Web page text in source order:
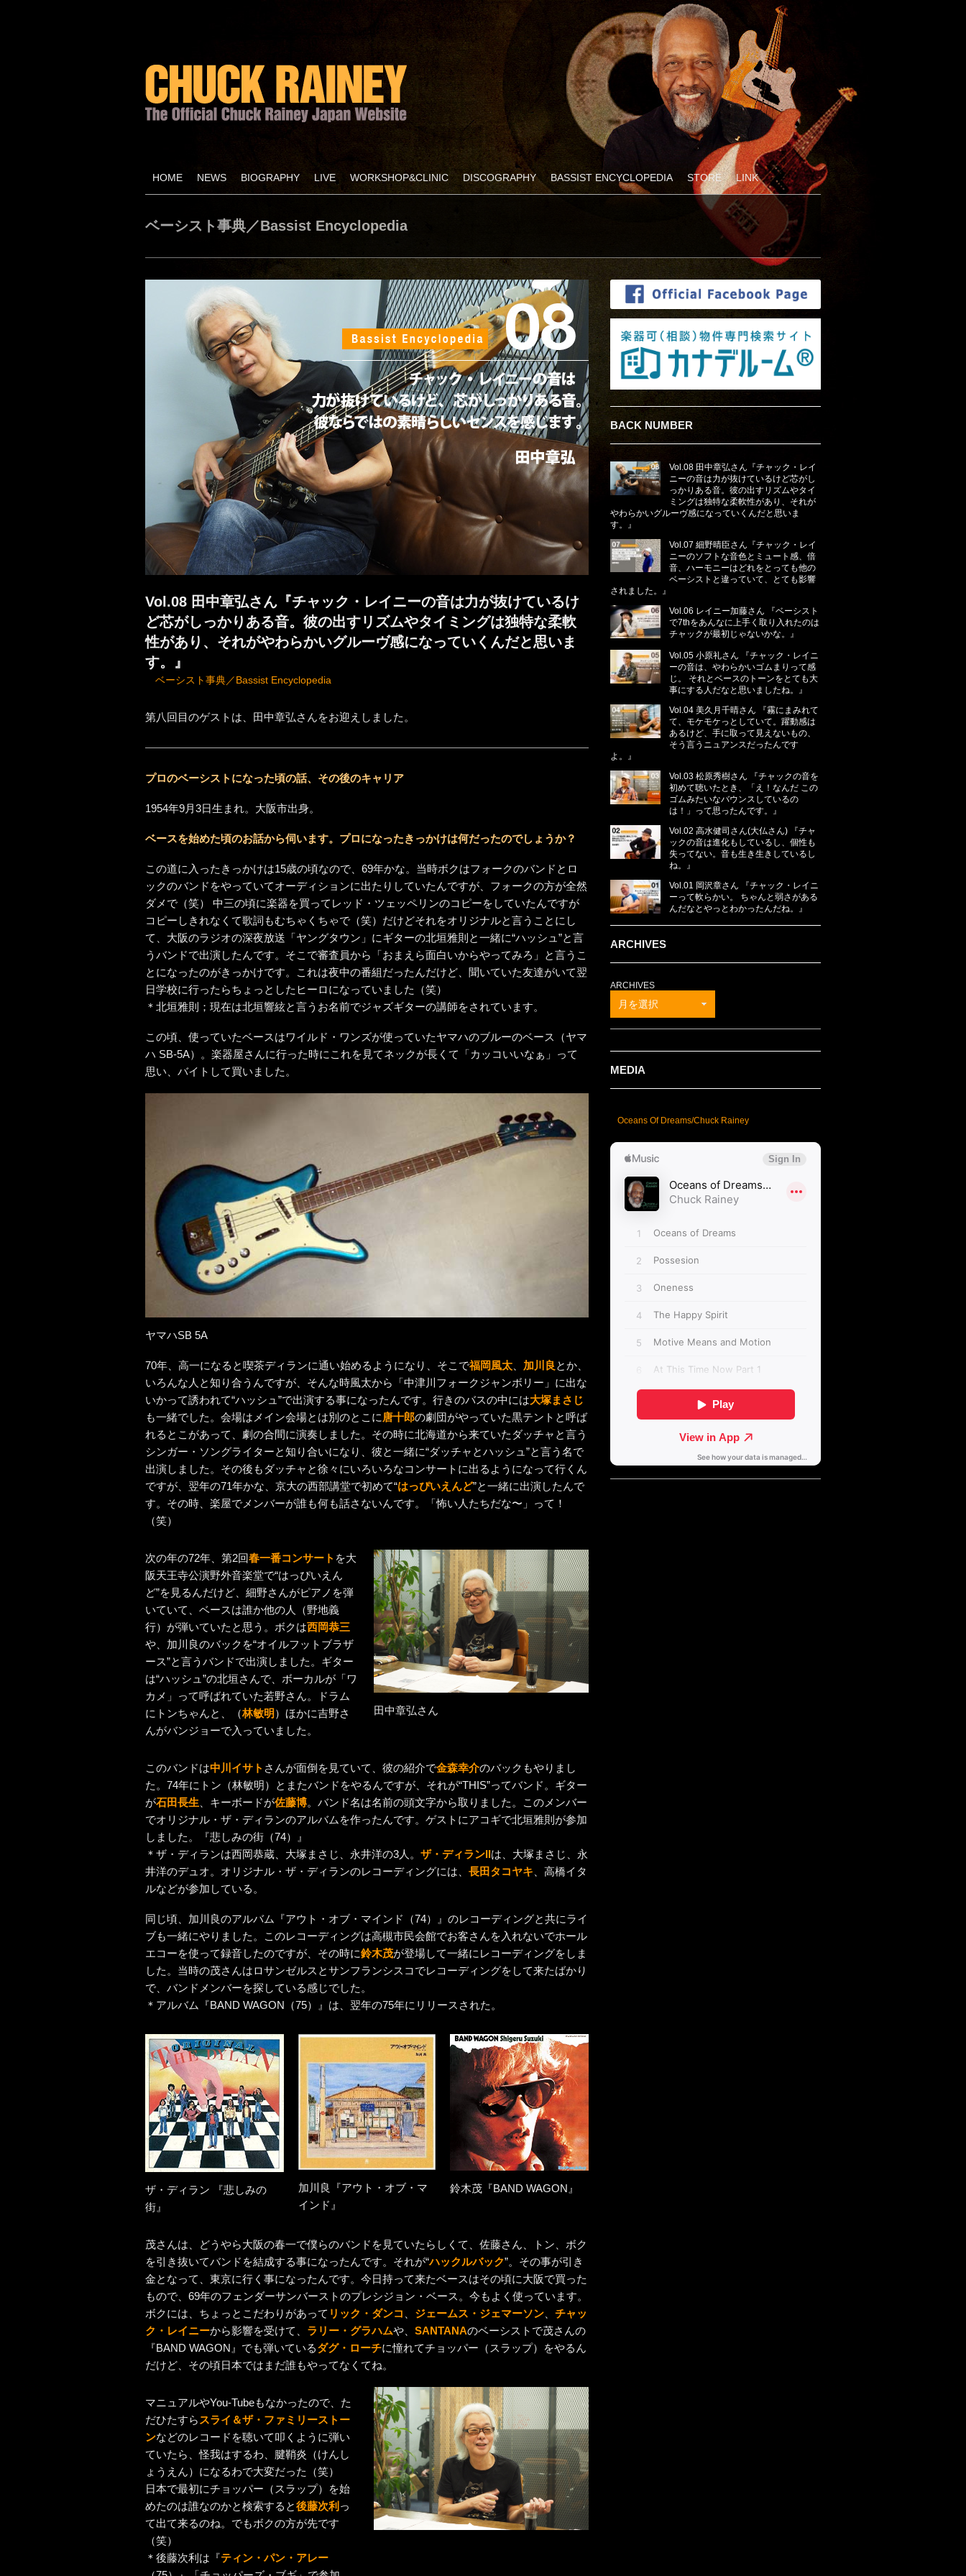
HOME NEWS BIOGRAPHY LIVE WORKSHOP&CLINIC DISCOGRAPHY BASSIST ENCYCLOPEDIA STORE LINK
ベーシスト事典／Bassist Encyclopedia
Vol.08 田中章弘さん『チャック・レイニーの音は力が抜けているけ
ど芯がしっかりある音。彼の出すリズムやタイミングは独特な柔軟
性があり、それがやわらかいグルーヴ感になっていくんだと思いま
す。』
ベーシスト事典／Bassist Encyclopedia
第八回目のゲストは、田中章弘さんをお迎えしました。
プロのベーシストになった頃の話、その後のキャリア
1954年9月3日生まれ。大阪市出身。
ベースを始めた頃のお話から伺います。プロになったきっかけは何だったのでしょうか？
この道に入ったきっかけは15歳の頃なので、69年かな。当時ボクはフォークのバンドとロ
ックのバンドをやっていてオーディションに出たりしていたんですが、フォークの方が全然
ダメで（笑） 中三の頃に楽器を買ってレッド・ツェッペリンのコピーをしていたんですが
コピーしきれなくて歌詞もむちゃくちゃで（笑）だけどそれをオリジナルと言うことにし
て、大阪のラジオの深夜放送「ヤングタウン」にギターの北垣雅則と一緒に“ハッシュ”と言
うバンドで出演したんです。そこで審査員から「おまえら面白いからやってみろ」と言うこ
とになったのがきっかけです。これは夜中の番組だったんだけど、聞いていた友達がいて翌
日学校に行ったらちょっとしたヒーロになっていました（笑）
＊北垣雅則；現在は北垣響絃と言うお名前でジャズギターの講師をされています。
この頃、使っていたベースはワイルド・ワンズが使っていたヤマハのブルーのベース（ヤマ
ハ SB-5A）。楽器屋さんに行った時にこれを見てネックが長くて「カッコいいなぁ」って
思い、バイトして買いました。
ヤマハSB 5A
70年、高一になると喫茶ディランに通い始めるようになり、そこで福岡風太 加川良 とか、
いろんな人と知り合うんですが、そんな時風太から「中津川フォークジャンボリー」に出な
いかって誘われて“ハッシュ”で出演する事になったんです。行きのバスの中には大塚まさじ
も一緒でした。会場はメイン会場とは別のとこに唐十郎の劇団がやっていた黒テントと呼ば
れるとこがあって、劇の合間に演奏しました。その時に北海道から来ていたダッチャと言う
シンガー・ソングライターと知り合いになり、彼と一緒に“ダッチャとハッシュ”と言う名で
出演しました。その後もダッチャと徐々にいろいろなコンサートに出るようになって行くん
ですが、翌年の71年かな、京大の西部講堂で初めて“はっぴいえんど”と一緒に出演したんで
す。その時、楽屋でメンバーが誰も何も話さないんです。「怖い人たちだな〜」って！
（笑）
次の年の72年、第2回春一番コンサート を大
阪天王寺公演野外音楽堂で“はっぴいえん
ど”を見るんだけど、細野さんがピアノを弾
いていて、ベースは誰か他の人（野地義
行）が弾いていたと思う。ボクは西岡恭三
や、加川良のバックを“オイルフットブラザ
ース”と言うバンドで出演しました。ギター
は“ハッシュ”の北垣さんで、ボーカルが「ワ
カメ」って呼ばれていた若野さん。ドラム
にトンちゃんと、（林敏明 ）ほかに吉野さ
んがバンジョーで入っていました。
田中章弘さん
このバンドは中川イサト さんが面倒を見ていて、彼の紹介で金森幸介のバックもやりまし
た。74年にトン（林敏明）とまたバンドをやるんですが、それが“THIS”ってバンド。ギター
が石田長生 、キーボードが佐藤博。バンド名は名前の頭文字から取りました。このメンバー
でオリジナル・ザ・ディランのアルバムを作ったんです。ゲストにアコギで北垣雅則が参加
しました。『悲しみの街（74）』
＊ザ・ディランは西岡恭蔵、大塚まさじ、永井洋の3人。 ザ・ディランIIは、大塚まさじ、永
井洋のデュオ。オリジナル・ザ・ディランのレコーディングには、 長田タコヤキ 、高橋イタ
ルなどが参加している。
同じ頃、加川良のアルバム『アウト・オブ・マインド（74）』のレコーディングと共にライ
ブも一緒にやりました。このレコーディングは高槻市民会館でお客さんを入れないでホール
エコーを使って録音したのですが、その時に鈴木茂が登場して一緒にレコーディングをしま
した。当時の茂さんはロサンゼルスとサンフランシスコでレコーディングをして来たばかり
で、バンドメンバーを探している感じでした。
＊アルバム『BAND WAGON（75）』は、翌年の75年にリリースされた。
ザ・ディラン 『悲しみの
街』
加川良『アウト・オブ・マ
インド』
鈴木茂『BAND WAGON』
茂さんは、どうやら大阪の春一で僕らのバンドを見ていたらしくて、佐藤さん、トン、ボク
を引き抜いてバンドを結成する事になったんです。それが“ハックルバック”。その事が引き
金となって、東京に行く事になったんです。今日持って来たベースはその頃に大阪で買った
もので、69年のフェンダーサンバーストのプレシジョン・ベース。今もよく使っています。
ボクには、ちょっとこだわりがあって リック・ダンコ ジェームス・ジェマーソン
チャッ
ク・レイニーから影響を受けて、 ラリー・グラハムや、 SANTANAのベーシストで茂さんの
『BAND WAGON』でも弾いているダグ・ローチに憧れてチョッパー（スラップ）をやるん
だけど、その頃日本ではまだ誰もやってなくてね。
マニュアルやYou-Tubeもなかったので、た
だひたすら スライ＆ザ・ファミリーストー
ンなどのレコードを聴いて叩くように弾い
ていたら、怪我はするわ、腱鞘炎（けんし
ょうえん）になるわで大変だった（笑）
日本で最初にチョッパー（スラップ）を始
めたのは誰なのかと検索すると後藤次利 っ
て出て来るのね。でもボクの方が先です
（笑）
＊後藤次利は『ティン・パン・アレー
BACK NUMBER
Vol.08 田中章弘さん『チャック・レイ
ニーの音は力が抜けているけど芯がし
っかりある音。彼の出すリズムやタイ
ミングは独特な柔軟性があり、それが
やわらかいグルーヴ感になっていくんだと思いま
す。』
Vol.07 細野晴臣さん『チャック・レイ
ニーのソフトな音色とミュート感、倍
音、ハーモニーはどれをとっても他の
ベーシストと違っていて、とても影響
されました。』
Vol.06 レイニー加藤さん 『ベーシスト
で7thをあんなに上手く取り入れたのは
チャックが最初じゃないかな。』
Vol.05 小原礼さん 『チャック・レイニ
ーの音は、やわらかいゴムまりって感
じ。 それとベースのトーンをとても大
事にする人だなと思いましたね。』
Vol.04 美久月千晴さん 『霧にまみれて
て、モケモケっとしていて。躍動感は
あるけど、手に取って見えないもの、
そう言うニュアンスだったんです
よ。』
Vol.03 松原秀樹さん 『チャックの音を
初めて聴いたとき、「え！なんだ この
ゴムみたいなバウンスしているの
は！」って思ったんです。』
Vol.02 高水健司さん(大仏さん) 『チャ
ックの音は進化もしているし、個性も
失ってない。音も生き生きしているし
ね。』
Vol.01 岡沢章さん 『チャック・レイニ
ーって軟らかい。 ちゃんと弱さがある
んだなとやっとわかったんだね。』
ARCHIVES
ARCHIVES
月を選択
MEDIA
Oceans Of Dreams/Chuck Rainey